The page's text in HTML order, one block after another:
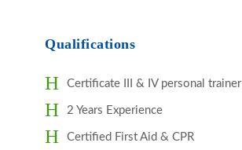
Qualifications
Certificate III & IV personal trainer
2 Years Experience
Certified First Aid & CPR